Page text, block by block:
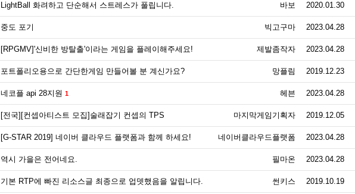
LightBall 화려하고 단순해서 스트레스가 풀립니다. 바보 2020.01.30
중도 포기 빅고구마 2023.04.28
[RPGMV]'신비한 방탈출'이라는 게임을 플레이해주세요! 제발좀작자 2023.04.28
포트폴리오용으로 간단한게임 만들어볼 분 계신가요? 망플림 2019.12.23
네코플 api 28지원 1 헤븐 2023.04.28
[전국][컨셉아티스트 모집]술래잡기 컨셉의 TPS 마지막게임기획자 2019.12.05
[G-STAR 2019] 네이버 클라우드 플랫폼과 함께 하세요! 네이버클라우드플랫폼 2023.04.28
역시 가을은 전어네요. 필마온 2023.04.28
기본 RTP에 빠진 리소스글 최종으로 업뎃했음을 알립니다. 썬키스 2019.10.19